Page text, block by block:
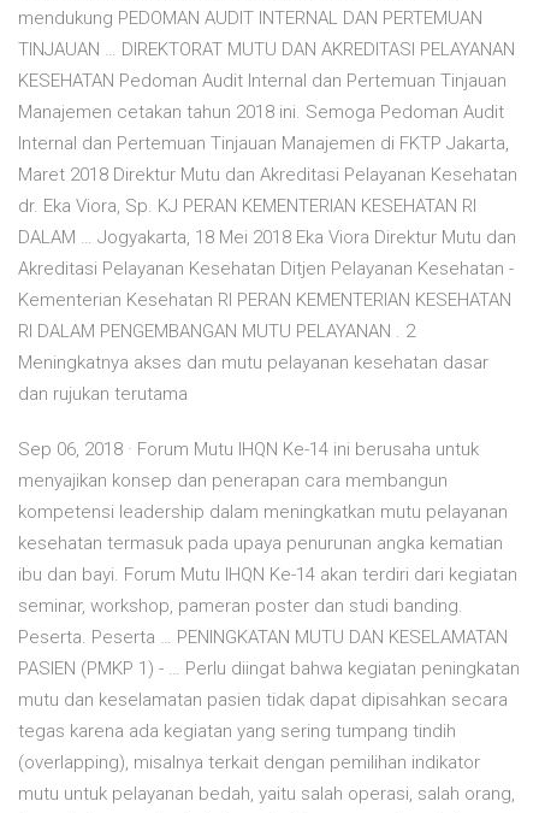
mendukung PEDOMAN AUDIT INTERNAL DAN PERTEMUAN
TINJAUAN … DIREKTORAT MUTU DAN AKREDITASI PELAYANAN
KESEHATAN Pedoman Audit Internal dan Pertemuan Tinjauan
Manajemen cetakan tahun 2018 ini. Semoga Pedoman Audit
Internal dan Pertemuan Tinjauan Manajemen di FKTP Jakarta,
Maret 2018 Direktur Mutu dan Akreditasi Pelayanan Kesehatan
dr. Eka Viora, Sp. KJ PERAN KEMENTERIAN KESEHATAN RI
DALAM … Jogyakarta, 18 Mei 2018 Eka Viora Direktur Mutu dan
Akreditasi Pelayanan Kesehatan Ditjen Pelayanan Kesehatan -
Kementerian Kesehatan RI PERAN KEMENTERIAN KESEHATAN
RI DALAM PENGEMBANGAN MUTU PELAYANAN . 2
Meningkatnya akses dan mutu pelayanan kesehatan dasar
dan rujukan terutama
Sep 06, 2018 · Forum Mutu IHQN Ke-14 ini berusaha untuk
menyajikan konsep dan penerapan cara membangun
kompetensi leadership dalam meningkatkan mutu pelayanan
kesehatan termasuk pada upaya penurunan angka kematian
ibu dan bayi. Forum Mutu IHQN Ke-14 akan terdiri dari kegiatan
seminar, workshop, pameran poster dan studi banding.
Peserta. Peserta … PENINGKATAN MUTU DAN KESELAMATAN
PASIEN (PMKP 1) - … Perlu diingat bahwa kegiatan peningkatan
mutu dan keselamatan pasien tidak dapat dipisahkan secara
tegas karena ada kegiatan yang sering tumpang tindih
(overlapping), misalnya terkait dengan pemilihan indikator
mutu untuk pelayanan bedah, yaitu salah operasi, salah orang,